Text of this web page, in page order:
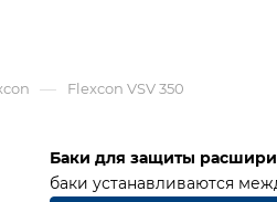
— Flexcon VSV 350
Баки для защиты
баки устанавливаются